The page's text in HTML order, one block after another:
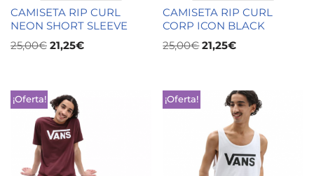
CAMISETA RIP CURL
NEON SHORT SLEEVE
25,00€ 21,25€
CAMISETA RIP CURL
CORP ICON BLACK
25,00€ 21,25€
¡Oferta! ¡Oferta!